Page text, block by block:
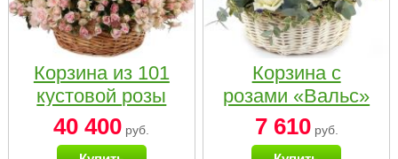
Корзина из 101
кустовой розы
нежных тонов
40 400 руб.
Корзина с
розами «Вальс»
7 610руб.